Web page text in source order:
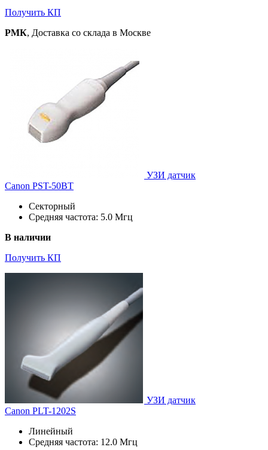
Получить КП
РМК, Доставка со склада в Москве
УЗИ датчик
Canon PST-50BT
Секторный
Средняя частота: 5.0 Мгц
В наличии
Получить КП
УЗИ датчик
Canon PLT-1202S
Линейный
Средняя частота: 12.0 Мгц